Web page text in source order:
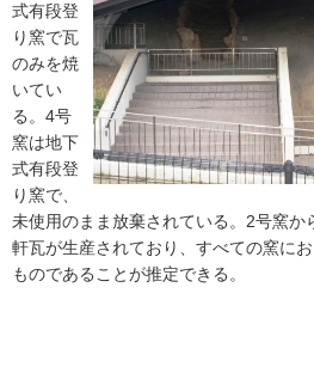
式有段登
り窯で瓦
のみを焼
いてい
る。4号
窯は地下
式有段登
り窯で、
未使用のまま放棄されている。2号窯か
軒瓦が生産されており、すべての窯に
ものであることが推定できる。